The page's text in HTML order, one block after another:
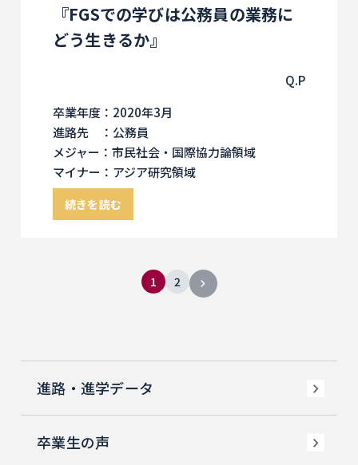
『FGSでの学びは公務員の業務に
どう生きるか』
Q.P
卒業年度：2020年3月
進路先 ：公務員
メジャー：市民社会・国際協力論領域
マイナー：アジア研究領域
続きを読む
1 2
進路・進学データ
卒業生の声